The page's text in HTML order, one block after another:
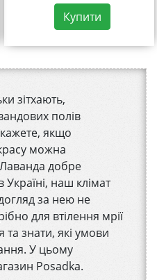
зітхають,
полів
якщо
можна
Лаванда добре
Україні, наш клімат
догляд за нею не
для втілення мрії
та знати, які умови
У цьому
Posadka.
Купити